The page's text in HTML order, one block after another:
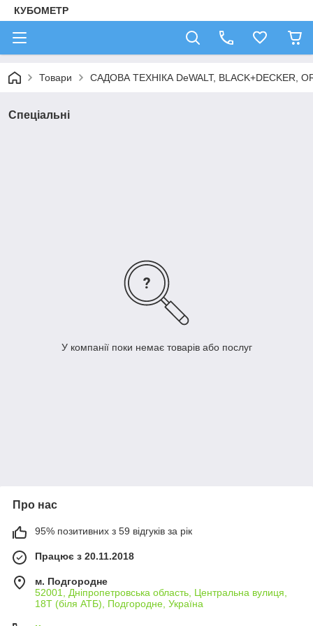
КУБОМЕТР
Товари САДОВА ТЕХНІКА DeWALT, BLACK+DECKER,
Спеціальні
У компанії поки немає товарів або послуг
Про нас
95% позитивних з 59 відгуків за рік
Працює з 20.11.2018
м. Подгородне
52001, Дніпропетровська область, Центральна вулиця,
18Т (біля АТБ), Подгородне, Україна